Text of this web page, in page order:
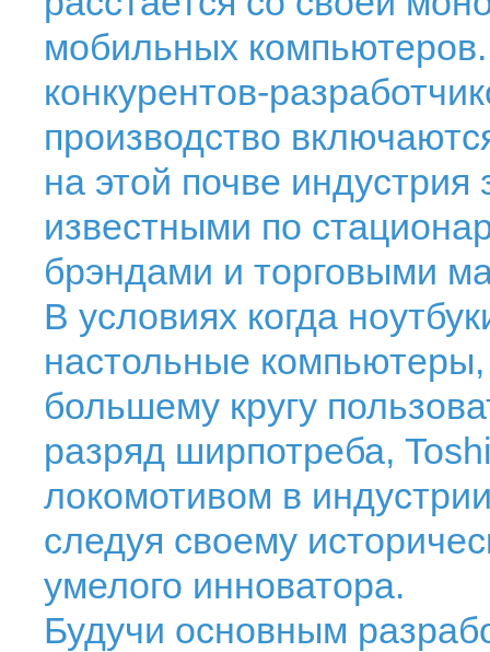
мобильных
конкурентов-
производство
на этой почве индустрия
известными по
брэндами и торговыми
В условиях когда
настольные компьютеры,
большему кругу
разряд ширпотреба,
локомотивом в
следуя своему
умелого инноватора.
Будучи основным